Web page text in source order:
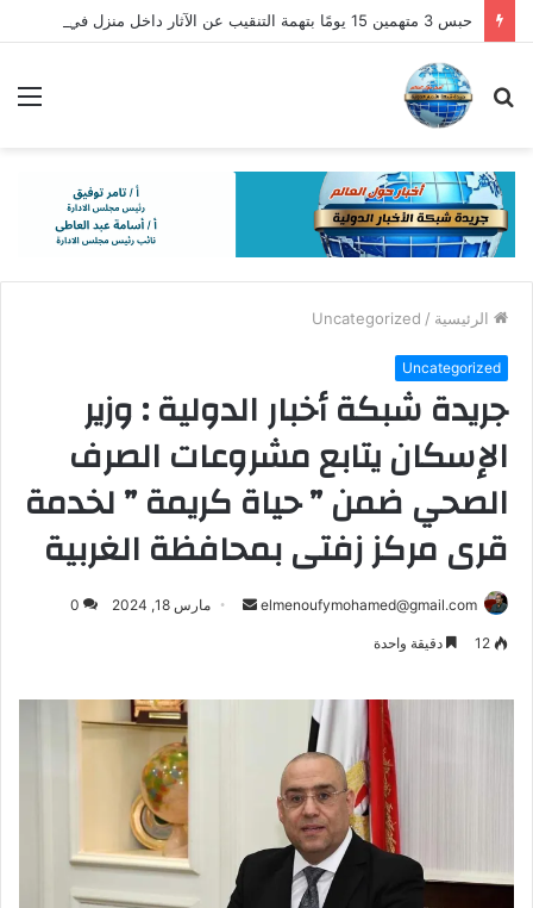
حبس 3 متهمين 15 يومًا بتهمة التنقيب عن الآثار داخل منزل في قنا
بحث
الرئيسية /
Uncategorized
Uncategorized
جريدة شبكة أخبار الدولية : وزير
الإسكان يتابع مشروعات الصرف
الصحي ضمن ” حياة كريمة ” لخدمة
قرى مركز زفتى بمحافظة الغربية
elmenoufymohamed@gmail.com
أرسل مارس 18, 2024 0
12 دقيقة واحدة